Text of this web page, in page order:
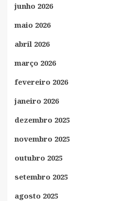
junho 2026
maio 2026
abril 2026
março 2026
fevereiro 2026
janeiro 2026
dezembro 2025
novembro 2025
outubro 2025
setembro 2025
agosto 2025